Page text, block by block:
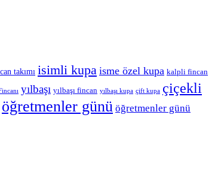
takımı isimli kupa isme özel kupa kalpli fincan
yılbaşı yılbaşı fincan yılbaşı kupa çift kupa çiçekli
öğretmenler günü öğretmenler günü